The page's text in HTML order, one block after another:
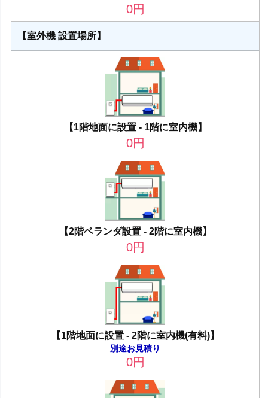
0円
【室外機 設置場所】
【1階地面に設置 - 1階に室内機】
0円
【2階ベランダ設置 - 2階に室内機】
0円
【1階地面に設置 - 2階に室内機(有料)】
別途お見積り
0円